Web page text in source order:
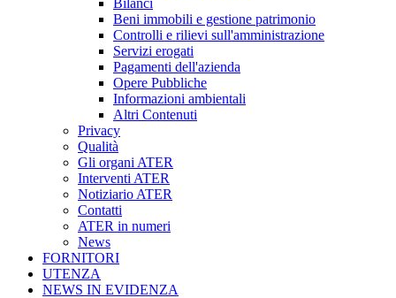
Beni immobili e gestione patrimonio
Controlli e rilievi sull'amministrazione
Servizi erogati
Pagamenti dell'azienda
Opere Pubbliche
Informazioni ambientali
Altri Contenuti
Privacy
Qualità
Gli organi ATER
Interventi ATER
Notiziario ATER
Contatti
ATER in numeri
News
FORNITORI
UTENZA
NEWS IN EVIDENZA